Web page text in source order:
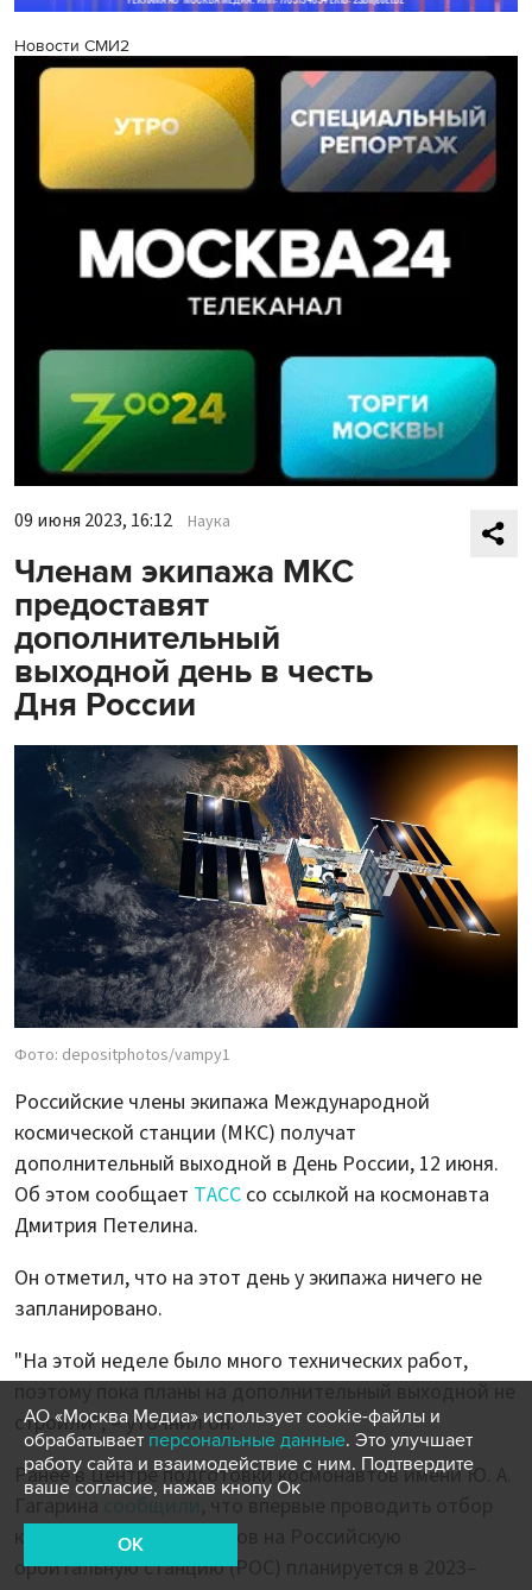
Новости СМИ2
09 июня 2023, 16:12 Наука
Членам экипажа МКС
предоставят
дополнительный
выходной день в честь
Дня России
Фото: depositphotos/vampy1
Российские члены экипажа Международной
космической станции (МКС) получат
дополнительный выходной в День России, 12 июня.
Об этом сообщает ТАСС со ссылкой на космонавта
Дмитрия Петелина.
Он отметил, что на этот день у экипажа ничего не
запланировано.
"На этой неделе было много технических работ,
строили", – уточнил он.
Ранее в Центре подготовки космонавтов имени Ю. А.
сообщили , что впервые проводить отбор
космонавтов для полетов на Российскую
орбитальную станцию (РОС) планируется в 2023–
АО «Москва Медиа» использует cookie-файлы и
обрабатывает персональные данные. Это улучшает
работу сайта и взаимодействие с ним. Подтвердите
ваше согласие, нажав кнопу Ок
OK